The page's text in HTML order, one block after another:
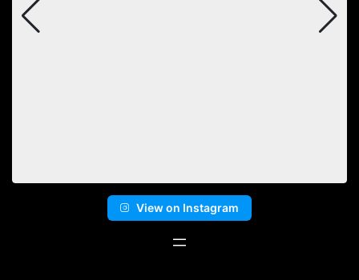
View on Instagram